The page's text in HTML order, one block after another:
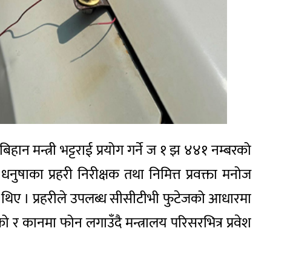
मन्त्री भट्टराई प्रयोग गर्ने ज १ झ ४४१ नम्बरको
प्रहरी निरीक्षक तथा निमित्त प्रवक्ता मनोज
। प्रहरीले उपलब्ध सीसीटीभी फुटेजको आधारमा
कानमा फोन लगाउँदै मन्त्रालय परिसरभित्र प्रवेश